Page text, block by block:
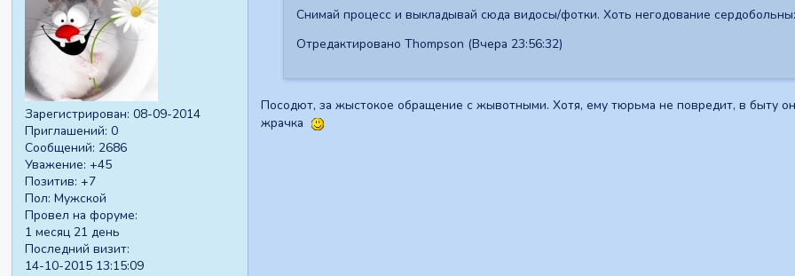
Зарегистрирован: 08-09-2014
Приглашений: 0
Сообщений: 2686
Уважение: +45
Позитив: +7
Пол: Мужской
Провел на форуме:
1 месяц 21 день
Последний визит:
14-10-2015 13:15:09
Снимай процесс и выкладывай сюда видосы/фотки. Хоть негодование
Отредактировано Thompson (Вчера 23:56:32)
Посодют, за жыстокое обращение с жывотными. Хотя, ему тюрьма не повредит, в быту
жрачка